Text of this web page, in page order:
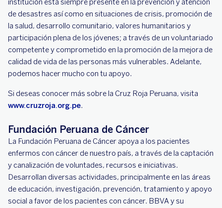
institución está siempre presente en la prevención y atención
de desastres así como en situaciones de crisis, promoción de
la salud, desarrollo comunitario, valores humanitarios y
participación plena de los jóvenes; a través de un voluntariado
competente y comprometido en la promoción de la mejora de
calidad de vida de las personas más vulnerables. Adelante,
podemos hacer mucho con tu apoyo.
Si deseas conocer más sobre la Cruz Roja Peruana, visita
www.cruzroja.org.pe.
Fundación Peruana de Cáncer
La Fundación Peruana de Cáncer apoya a los pacientes
enfermos con cáncer de nuestro país, a través de la captación
y canalización de voluntades, recursos e iniciativas.
Desarrollan diversas actividades, principalmente en las áreas
de educación, investigación, prevención, tratamiento y apoyo
social a favor de los pacientes con cáncer. BBVA y su